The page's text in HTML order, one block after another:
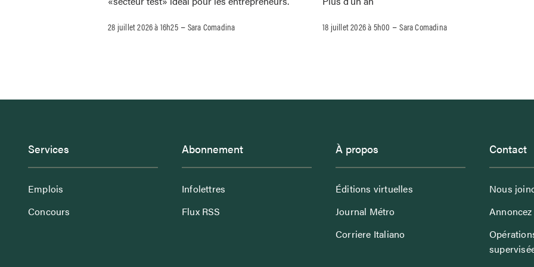
28 juillet 2026 à 16h25–Sara Comadina 18 juillet 2026 à 5h00 –Sara Comadina
Services
Emplois
Concours
Abonnement
Infolettres
Flux RSS
À propos
Éditions virtuelles
Journal Métro
Corriere Italiano
Contact
Nous